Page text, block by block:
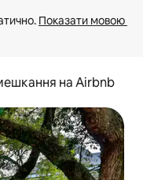
Показати мовою
на Airbnb